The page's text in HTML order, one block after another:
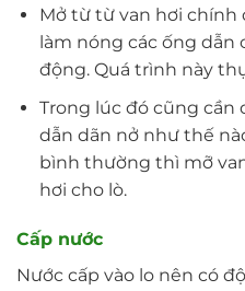
Mở từ từ van hơi
làm nóng các ống
động. Quá trình này
Trong lúc đó cũng cần
dẫn dãn nở như thế
bình thường thì mỡ
hơi cho lò.
Cấp nước
Nước cấp vào lo nên có